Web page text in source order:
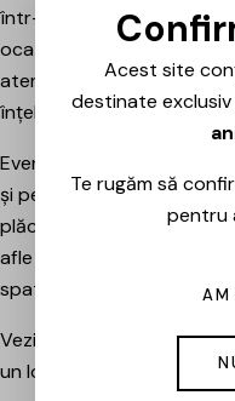
într-o atmosferă relaxată.
ocazie de a explora vinuri,
atent alese, prezentate și
înțelege mai bine stilul,
Evenimentele sunt
și pentru cei care vor pur
plăcută între prieteni, să
afle mai multe despre
spatele lor.
Vezi evenimentele
un loc la următoarea
Acest site
destinate
Te rugăm să
pentru
AM